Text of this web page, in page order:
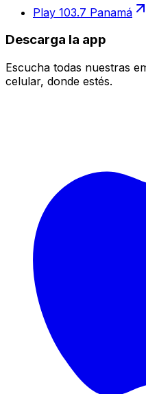
Play 103.7 Panamá
Descarga la app
Escucha todas nuestras
celular, donde estés.